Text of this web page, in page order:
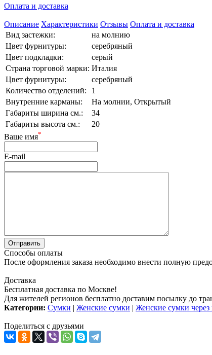
Оплата и доставка
Описание Характеристики Отзывы Оплата и доставка
Вид застежки:
на молнию
Цвет фурнитуры:
серебряный
Цвет подкладки:
серый
Страна торговой марки: Италия
Цвет фурнитуры:
серебряный
Количество отделений:
1
Внутренние карманы:
На молнии, Открытый
Габариты ширина см.:
34
Габариты высота см.:
20
Ваше имя*
E-mail
Способы оплаты
После оформления заказа необходимо внести полную
Доставка
Бесплатная доставка по Москве!
Для жителей регионов бесплатно доставим посылку до
Категории: Сумки | Женские сумки | Женские сумки через
Поделиться с друзьями